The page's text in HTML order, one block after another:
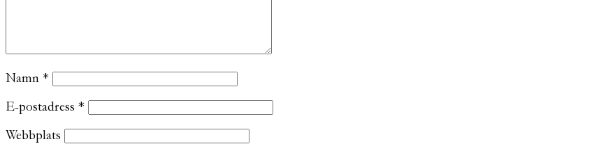
Namn *
E-postadress *
Webbplats